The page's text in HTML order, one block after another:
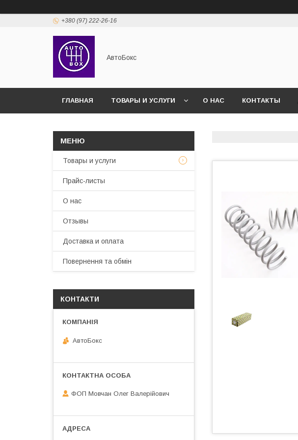
+380 (97) 222-26-16
АвтоБокс
ГЛАВНАЯ ТОВАРЫ И УСЛУГИ О НАС КОНТАКТЫ
Товары и услуги
Прайс-листы
О нас
Отзывы
Доставка и оплата
Повернення та обмін
КОНТАКТИ
АвтоБокс
ФОП Мовчан Олег Валерійович